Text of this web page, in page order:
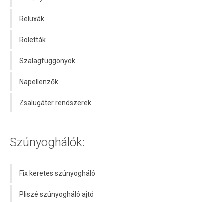
Reluxák
Roletták
Szalagfüggönyök
Napellenzők
Zsalugáter rendszerek
Szúnyoghálók:
Fix keretes szúnyogháló
Pliszé szúnyogháló ajtó